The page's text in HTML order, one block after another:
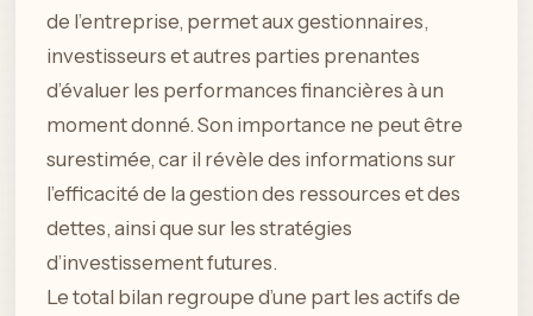
de l’entreprise, permet aux gestionnaires,
investisseurs et autres parties prenantes
d’évaluer les performances financières à un
moment donné. Son importance ne peut être
surestimée, car il révèle des informations sur
l’efficacité de la gestion des ressources et des
dettes, ainsi que sur les stratégies
d’investissement futures.
Le total bilan regroupe d’une part les actifs de